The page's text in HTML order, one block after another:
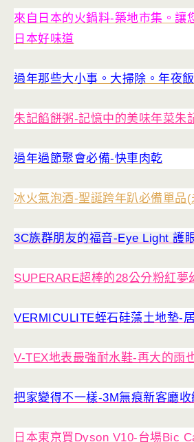
來自日本的火鍋料-築地市集。讓
日本好味道
過年那些大小事。大掃除。年夜
朱記餡餅粥-記憶中的美味年菜朱
過年過節聚會必備-快車肉乾
冰火氣泡酒-聖誕跨年趴必備單品
3C族群朋友的福音-Eye Light 護
SUPERARE超棒的28公分粉紅夢
VERMICULITE蛭石硅藻土地墊-
V-TEX地表最強耐水鞋-再大的雨
把家變得不一樣-3M無痕新客廳收
日本東京買Dyson V10-台場Bic